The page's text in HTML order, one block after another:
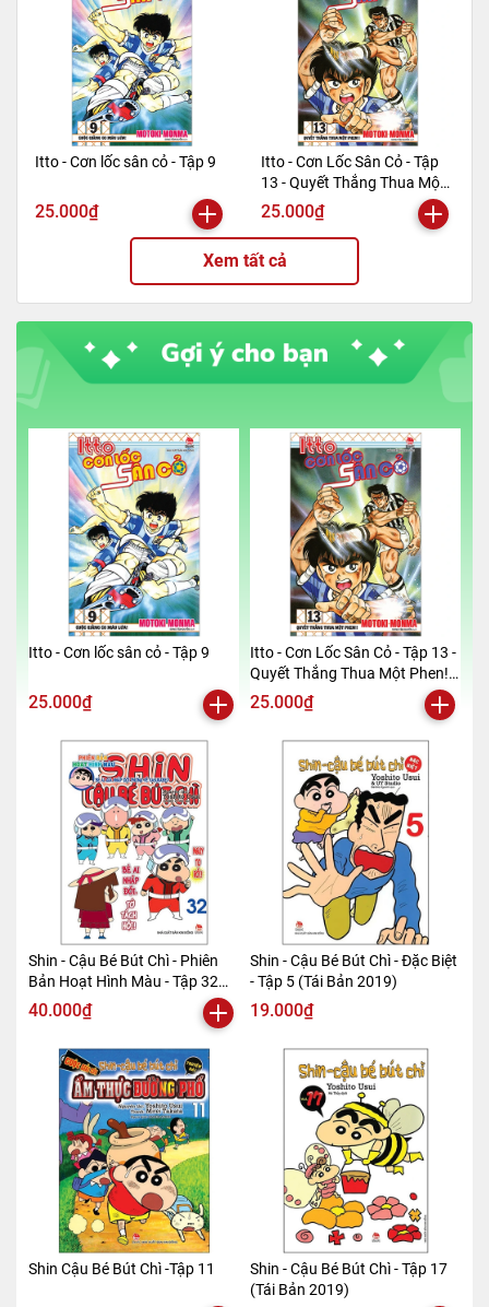
Itto - Cơn lốc sân cỏ - Tập 9
25.000₫
Itto - Cơn Lốc Sân Cỏ - Tập
13 - Quyết Thắng Thua Một
Phen!! (Tái Bản 2024)
25.000₫
Xem tất cả
Itto - Cơn lốc sân cỏ - Tập 9
25.000₫
Itto - Cơn Lốc Sân Cỏ - Tập 13 -
Quyết Thắng Thua Một Phen!!
(Tái Bản 2024)
25.000₫
Shin - Cậu Bé Bút Chì - Phiên
Bản Hoạt Hình Màu - Tập 32
(Tái Bản 2019)
40.000₫
Shin - Cậu Bé Bút Chì - Đặc Biệt
- Tập 5 (Tái Bản 2019)
19.000₫
Shin Cậu Bé Bút Chì -Tập 11
Shin - Cậu Bé Bút Chì - Tập 17
(Tái Bản 2019)